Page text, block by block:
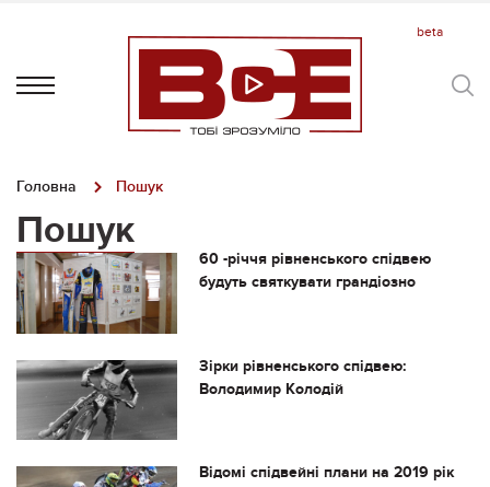
Головна Пошук
Пошук
60 -річчя рівненського спідвею
будуть святкувати грандіозно
Зірки рівненського спідвею:
Володимир Колодій
Відомі спідвейні плани на 2019 рік